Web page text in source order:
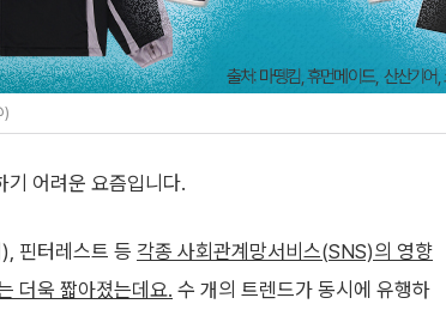
기 어려운 요즘입니다.
핀터레스트 등 각종 사회관계망서비스(SNS)의 영향
더욱 짧아졌는데요. 수 개의 트렌드가 동시에 유행하